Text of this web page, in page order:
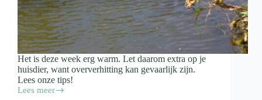
Het is deze week erg warm. Let daarom extra op je
huisdier, want oververhitting kan gevaarlijk zijn.
Lees onze tips!
Lees meer
Tips